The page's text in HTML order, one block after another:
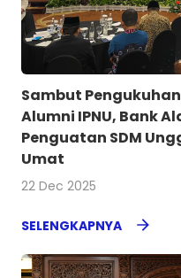
Sambut
Alumni IPNU, Bank
Penguatan SDM
Umat
22 Dec 2025
SELENGKAPNYA